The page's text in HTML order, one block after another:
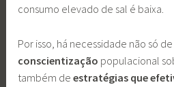
consumo elevado de sal é baixa.
Por isso, há necessidade não só de
conscientização populacional
também deestratégias que